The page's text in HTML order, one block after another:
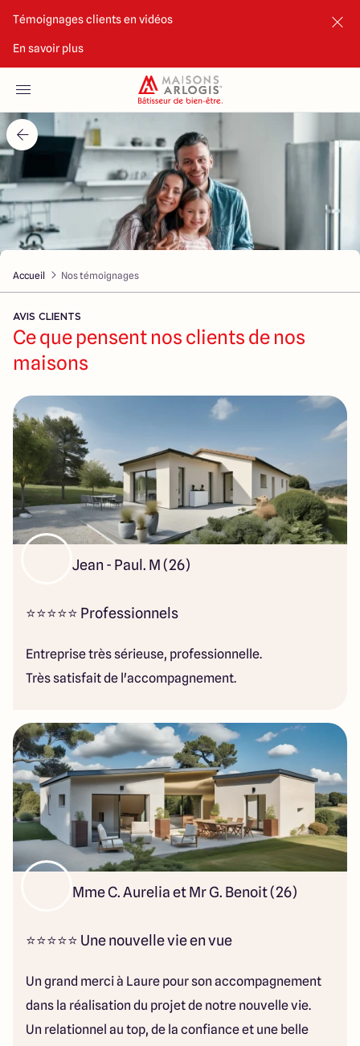
Témoignages clients en vidéos
En savoir plus
Nos maisons
Nos annonces
Votre projet
Maisons ARLOGIS Valence
46 rue du Vivarais
4.7 4.9
Accueil Nos témoignages
AVIS CLIENTS
Ce que pensent nos clients de nos
maisons
Jean - Paul. M (26)
⭐⭐⭐⭐⭐ Professionnels
Entreprise très sérieuse, professionnelle.
Très satisfait de l'accompagnement.
Mme C. Aurelia et Mr G. Benoit (26)
⭐⭐⭐⭐⭐ Une nouvelle vie en vue
Un grand merci à Laure pour son accompagnement
dans la réalisation du projet de notre nouvelle vie.
Un relationnel au top, de la confiance et une belle